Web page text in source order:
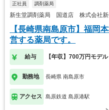
正社員 調剤薬局
新生堂調剤薬局 国道店 株式会社新
【長崎県南島原市】福岡
営する薬局です。
給与 【年収】700万円モデル
勤務地 長崎県 南島原市
アクセス 島原鉄道 島原港駅